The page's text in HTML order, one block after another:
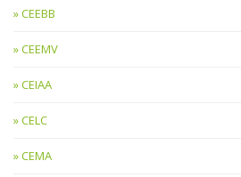
CEEBB
CEEMV
CEIAA
CELC
CEMA